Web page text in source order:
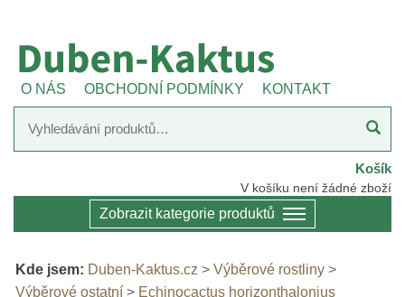
O NÁS OBCHODNÍ PODMÍNKY KONTAKT
Košík
V košíku není žádné zboží
Zobrazit kategorie produktů
Kde jsem: Duben-Kaktus.cz > Výběrové rostliny >
Výběrové ostatní > Echinocactus horizonthalonius